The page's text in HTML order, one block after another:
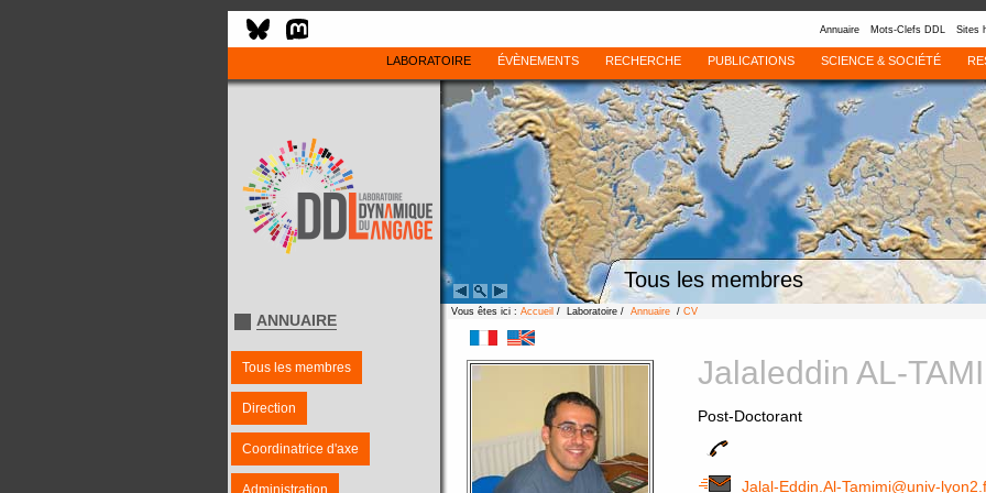
Annuaire Mots-Clefs DDL Sites
LABORATOIRE ÉVÈNEMENTS RECHERCHE PUBLICATIONS SCIENCE & SOCIÉTÉ
Tous les membres
ANNUAIRE
Tous les membres
Direction
Coordinatrice d'axe
Administration
Vous êtes ici : Accueil / Laboratoire / Annuaire / CV
Jalaleddin AL-
Post-Doctorant
Jalal-Eddin.Al-Tamimi@univ-